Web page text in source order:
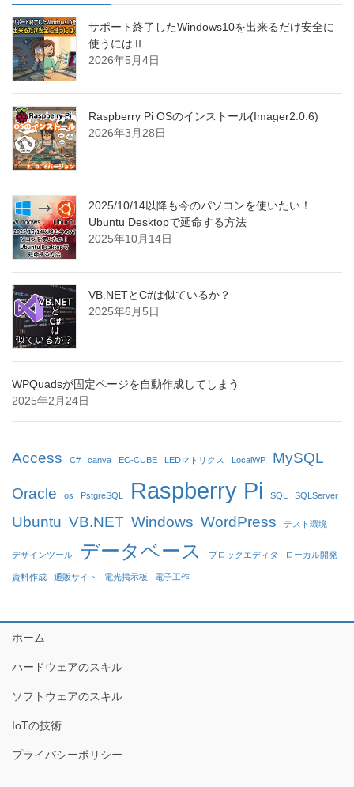
サポート終了したWindows10を出来るだけ安全に
使うにはⅡ
2026年5月4日
Raspberry Pi OSのインストール(Imager2.0.6)
2026年3月28日
2025/10/14以降も今のパソコンを使いたい！
Ubuntu Desktopで延命する方法
2025年10月14日
VB.NETとC#は似ているか？
2025年6月5日
WPQuadsが固定ページを自動作成してしまう
2025年2月24日
Access C# canva EC-CUBE LEDマトリクス LocalWP MySQL
Oracle os PstgreSQL Raspberry Pi SQL SQLServer
Ubuntu VB.NET Windows WordPress テスト環境
デザインツール データベース ブロックエディタ ローカル開発
資料作成 通販サイト 電光掲示板 電子工作
ホーム
ハードウェアのスキル
ソフトウェアのスキル
IoTの技術
プライバシーポリシー